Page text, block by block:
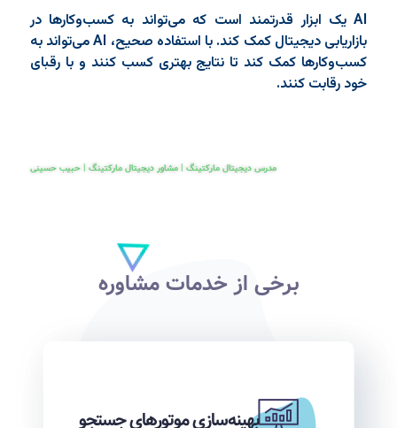
AI یک ابزار قدرتمند است که می‌تواند به کسب‌وکارها در
بازاریابی دیجیتال کمک کند. با استفاده صحیح، AI می‌تواند به
کسب‌وکارها کمک کند تا نتایج بهتری کسب کنند و با رقبای
خود رقابت کنند.
مدرس دیجیتال مارکتینگ | مشاور دیجیتال مارکتینگ | حبیب حسینی
برخی از خدمات مشاوره
بهینه‌سازی موتورهای جستجو